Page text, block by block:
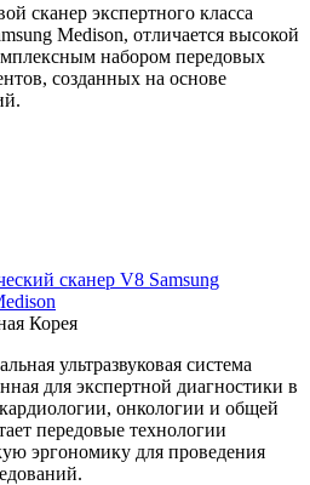
сканер экспертного класса
Medison, отличается высокой
набором передовых
созданных на основе
сканер V8 Samsung
Корея
ультразвуковая система
для экспертной диагностики в
онкологии и общей
передовые технологии
эргономику для проведения